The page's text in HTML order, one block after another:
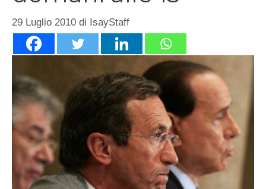
29 Luglio 2010 di IsayStaff